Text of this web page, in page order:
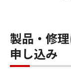
製品・修
申し込み